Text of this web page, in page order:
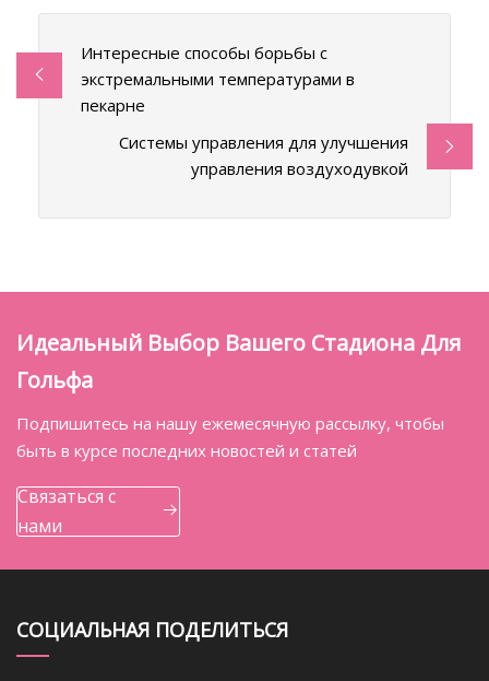
Интересные способы борьбы с
экстремальными температурами в
пекарне
Системы управления для улучшения
управления воздуходувкой
Идеальный Выбор Вашего Стадиона Для
Гольфа
Подпишитесь на нашу ежемесячную рассылку, чтобы
быть в курсе последних новостей и статей
Связаться с
нами
СОЦИАЛЬНАЯ ПОДЕЛИТЬСЯ